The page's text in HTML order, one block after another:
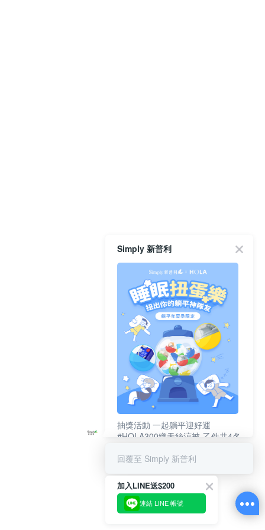
Simply 新普利
抽獎活動 一起躺平迎好運
#HOLA300織天絲涼被-乙件共4名
回覆至 Simply 新普利
加入LINE送$200
連結 LINE 帳號